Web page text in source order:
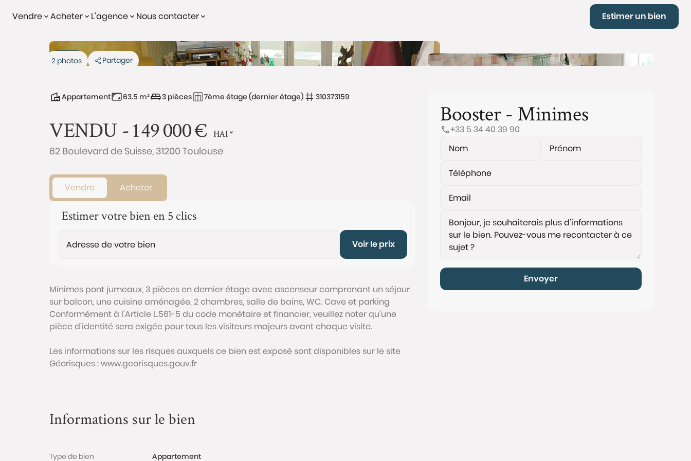
Vendre Acheter L'agence Nous contacter Estimer un bien
Vendu
2 photos Partager
Appartement 63.5 m² 3 pièces 7ème étage (dernier étage) 310373159
VENDU -149 000€ HAI*
62 Boulevard de Suisse, 31200 Toulouse
Vendre Acheter
Estimer votre bien en 5 clics
Voir le prix
Minimes pont jumeaux, 3 pièces en dernier étage avec ascenseur comprenant un séjour
sur balcon, une cuisine aménagée, 2 chambres, salle de bains, WC. Cave et parking
Conformément à l'Article L.561-5 du code monétaire et financier, veuillez noter qu'une
pièce d'identité sera exigée pour tous les visiteurs majeurs avant chaque visite.
Les informations sur les risques auxquels ce bien est exposé sont disponibles sur le site
Géorisques : www.georisques.gouv.fr
Informations sur le bien
Type de bien
Appartement
Booster - Minimes
+33 5 34 40 39 90
Envoyer